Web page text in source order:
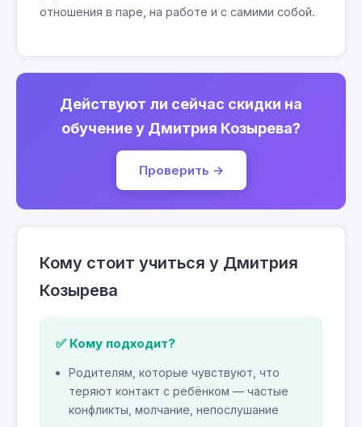
отношения в паре, на работе и с самими собой.
Действуют ли сейчас скидки на
обучение у Дмитрия Козырева?
Проверить →
Кому стоит учиться у Дмитрия
Козырева
✅ Кому подходит?
Родителям, которые чувствуют, что
теряют контакт с ребёнком — частые
конфликты, молчание, непослушание